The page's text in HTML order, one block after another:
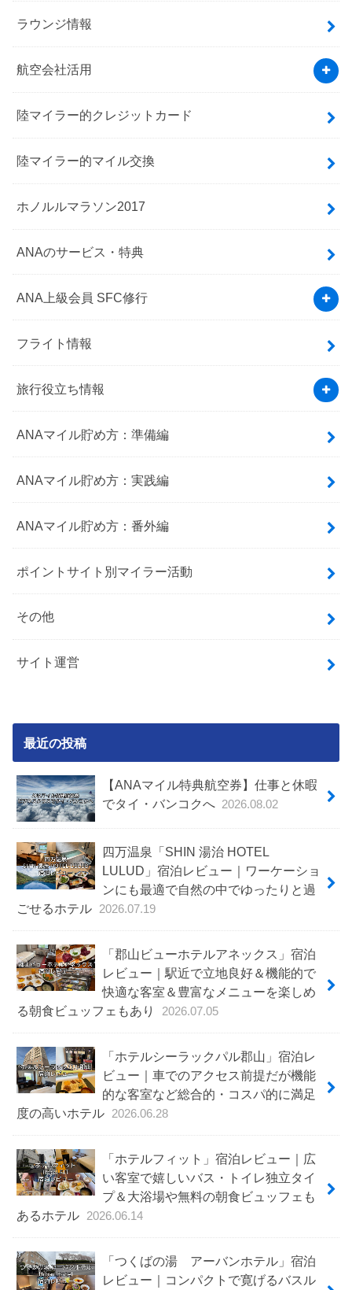
ラウンジ情報
航空会社活用
陸マイラー的クレジットカード
陸マイラー的マイル交換
ホノルルマラソン2017
ANAのサービス・特典
ANA上級会員 SFC修行
フライト情報
旅行役立ち情報
ANAマイル貯め方：準備編
ANAマイル貯め方：実践編
ANAマイル貯め方：番外編
ポイントサイト別マイラー活動
その他
サイト運営
最近の投稿
【ANAマイル特典航空券】仕事と休暇
でタイ・バンコクへ
2026.08.02
四万温泉「SHIN 湯治 HOTEL
LULUD」宿泊レビュー｜ワーケーショ
ンにも最適で自然の中でゆったりと過
ごせるホテル
2026.07.19
「郡山ビューホテルアネックス」宿泊
レビュー｜駅近で立地良好＆機能的で
快適な客室＆豊富なメニューを楽しめ
る朝食ビュッフェもあり
2026.07.05
「ホテルシーラックパル郡山」宿泊レ
ビュー｜車でのアクセス前提だが機能
的な客室など総合的・コスパ的に満足
度の高いホテル
2026.06.28
「ホテルフィット」宿泊レビュー｜広
い客室で嬉しいバス・トイレ独立タイ
プ＆大浴場や無料の朝食ビュッフェも
あるホテル
2026.06.14
「つくばの湯 アーバンホテル」宿泊
レビュー｜コンパクトで寛げるバスル